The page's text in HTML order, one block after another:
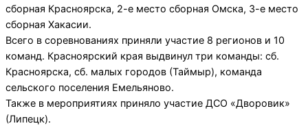
сборная Красноярска, 2-е место сборная Омска, 3-е место
сборная Хакасии.
Всего в соревнованиях приняли участие 8 регионов и 10
команд. Красноярский края выдвинул три команды: сб.
Красноярска, сб. малых городов (Таймыр), команда
сельского поселения Емельяново.
Также в мероприятиях приняло участие ДСО «Дворовик»
(Липецк).